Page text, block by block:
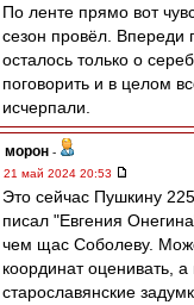
По ленте прямо вот
сезон провёл. Впереди
осталось только о
поговорить и в целом
исчерпали.
морон -
21 май 2024 20:53
Это сейчас Пушкину
писал "Евгения
чем щас Соболеву.
координат оценивать,
старославянские